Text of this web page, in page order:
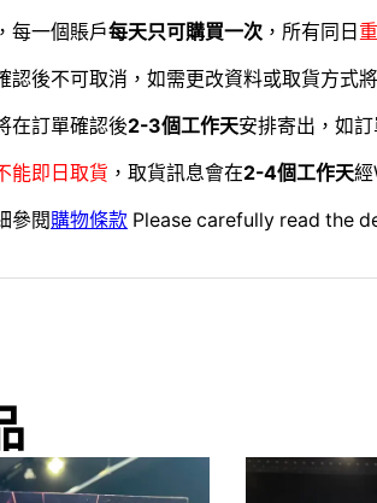
每一個賬戶每天只可購買一次 ，所有同日
認後不可取消，如需更改資料或取貨方式將
在訂單確認後2-3個工作天安排寄出，如
能即日取貨 ，取貨訊息會在2-4個工作天
參閱購物條款 Please carefully read the